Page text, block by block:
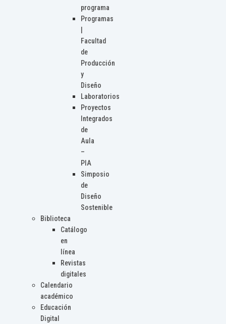
programa
Programas
Facultad
de
Producción
y
Diseño
Laboratorios
Proyectos
Integrados
de
Aula
–
PIA
Simposio
de
Diseño
Sostenible
Biblioteca
Catálogo
en
línea
Revistas
digitales
Calendario
académico
Educación
Digital